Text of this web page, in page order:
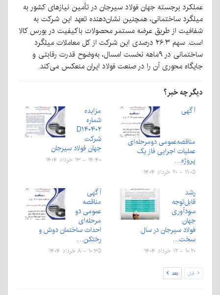
عملکرد برجسته جهان فولاد سیرجان در تأمین نیازهای کشور به
میلگرد ساختمانی، همچنین نشان‌دهنده تعهد این شرکت به
شفافیت از طریق عرضه مستمر محصولات باکیفیت در بورس کالا
است. سهم ۲۶.۳ درصدی این شرکت از کل معاملات میلگرد
ساختمانی در ۹ماهه نخست امسال، به‌وضوح قدرت رقابتی و
جایگاه محوری آن را در صنعت فولاد ایران منعکس می‌کند.
دیگر چه خبر؟
آگهی
مناقصه‌عمومی دومرحله‌ای
عملیات اجرایی فاز یک
پروژه‌…
۱۱:۰۵ - ۲۰ خرداد ۱۴۰۴
مزایده
شماره
D۱۴۰۴۰۲
شرکت
جهان فولاد سیرجان
۱۴:۴۰ - ۱۳ خرداد ۱۴۰۴
رشد
قابل‌توجه
سودآوری
جهان
فولاد سیرجان در سال
سخت…
۱۰:۲۰ - ۱۲ خرداد ۱۴۰۴
آگهی
مناقصه
عمومی دو
مرحله‌ای
احداث ساختمان دوش و
رختکن…
۱۰:۳۵ - ۸ خرداد ۱۴۰۴
قبل بعد